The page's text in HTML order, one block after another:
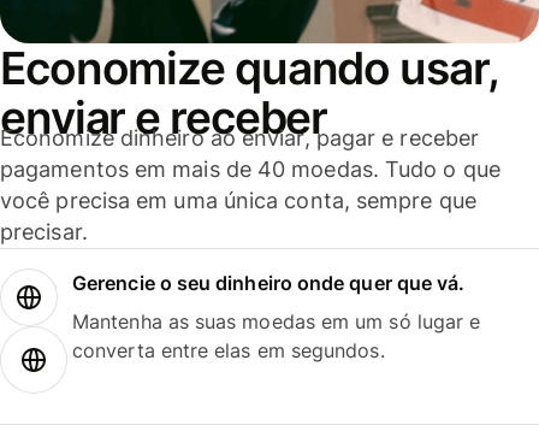
Economize quando usar,
enviar e receber
Economize dinheiro ao enviar, pagar e receber
pagamentos em mais de 40 moedas. Tudo o que
você precisa em uma única conta, sempre que
precisar.
Gerencie o seu dinheiro onde quer que vá.
Mantenha as suas moedas em um só lugar e
converta entre elas em segundos.